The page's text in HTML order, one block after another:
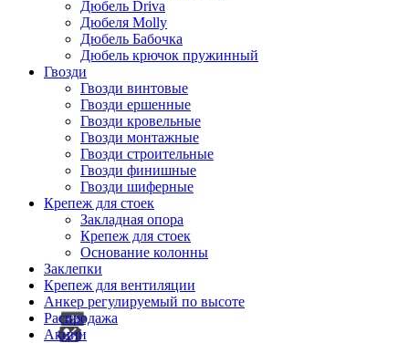
Дюбель Driva
Дюбеля Molly
Дюбель Бабочка
Дюбель крючок пружинный
Гвозди
Гвозди винтовые
Гвозди ершенные
Гвозди кровельные
Гвозди монтажные
Гвозди строительные
Гвозди финишные
Гвозди шиферные
Крепеж для стоек
Закладная опора
Крепеж для стоек
Основание колонны
Заклепки
Крепеж для вентиляции
Анкер регулируемый по высоте
Распродажа
Акции